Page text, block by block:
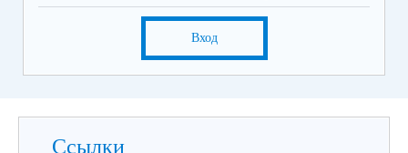
Вход
Ссылки